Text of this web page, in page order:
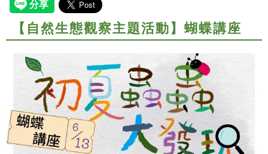
【自然生態觀察主題活動】蝴蝶講座